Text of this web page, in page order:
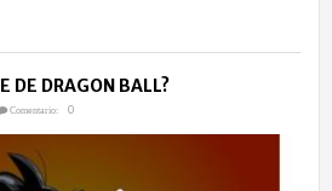
DE DRAGON BALL?
Comentario: 0